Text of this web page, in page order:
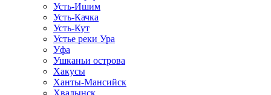
Усть-Ишим
Усть-Качка
Усть-Кут
Устье реки Ура
Уфа
Ушканьи острова
Хакусы
Ханты-Мансийск
Хвалынск